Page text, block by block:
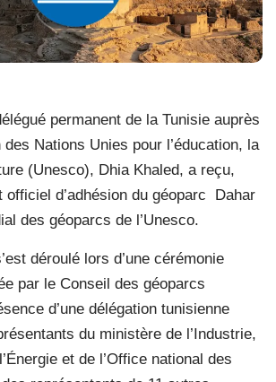
permanent de la Tunisie auprès
des Nations Unies pour l’éducation, la
(Unesco), Dhia Khaled, a reçu,
officiel d’adhésion du géoparc Dahar
des géoparcs de l’Unesco.
déroulé lors d’une cérémonie
par le Conseil des géoparcs
d’une délégation tunisienne
du ministère de l’Industrie,
et de l’Office national des